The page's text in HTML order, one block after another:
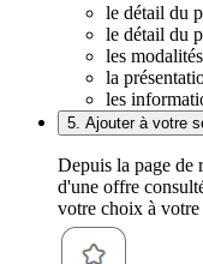
le détail du
le détail du
les
la
les
5. Ajouter à votre
Depuis la page de
d'une offre
votre choix à